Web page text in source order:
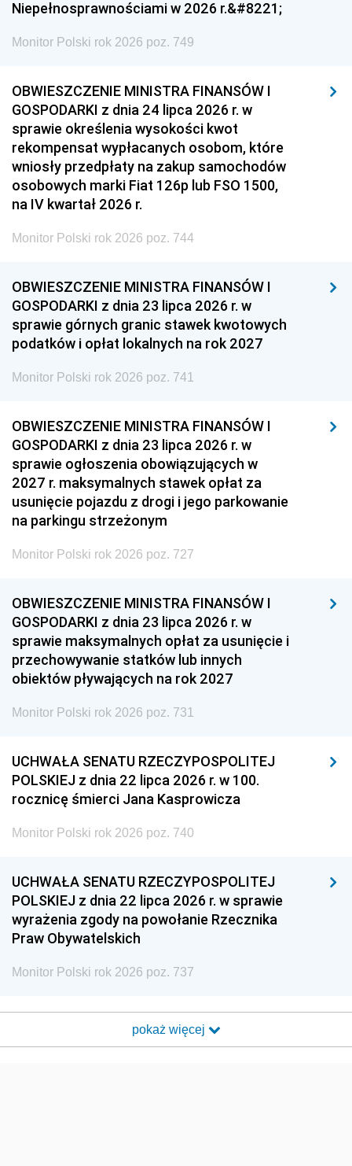
Niepełnosprawnościami w 2026 r.&#8221;
Monitor Polski rok 2026 poz. 749
OBWIESZCZENIE MINISTRA FINANSÓW I
GOSPODARKI z dnia 24 lipca 2026 r. w
sprawie określenia wysokości kwot
rekompensat wypłacanych osobom, które
wniosły przedpłaty na zakup samochodów
osobowych marki Fiat 126p lub FSO 1500,
na IV kwartał 2026 r.
Monitor Polski rok 2026 poz. 744
OBWIESZCZENIE MINISTRA FINANSÓW I
GOSPODARKI z dnia 23 lipca 2026 r. w
sprawie górnych granic stawek kwotowych
podatków i opłat lokalnych na rok 2027
Monitor Polski rok 2026 poz. 741
OBWIESZCZENIE MINISTRA FINANSÓW I
GOSPODARKI z dnia 23 lipca 2026 r. w
sprawie ogłoszenia obowiązujących w
2027 r. maksymalnych stawek opłat za
usunięcie pojazdu z drogi i jego parkowanie
na parkingu strzeżonym
Monitor Polski rok 2026 poz. 727
OBWIESZCZENIE MINISTRA FINANSÓW I
GOSPODARKI z dnia 23 lipca 2026 r. w
sprawie maksymalnych opłat za usunięcie i
przechowywanie statków lub innych
obiektów pływających na rok 2027
Monitor Polski rok 2026 poz. 731
UCHWAŁA SENATU RZECZYPOSPOLITEJ
POLSKIEJ z dnia 22 lipca 2026 r. w 100.
rocznicę śmierci Jana Kasprowicza
Monitor Polski rok 2026 poz. 740
UCHWAŁA SENATU RZECZYPOSPOLITEJ
POLSKIEJ z dnia 22 lipca 2026 r. w sprawie
wyrażenia zgody na powołanie Rzecznika
Praw Obywatelskich
Monitor Polski rok 2026 poz. 737
pokaż więcej